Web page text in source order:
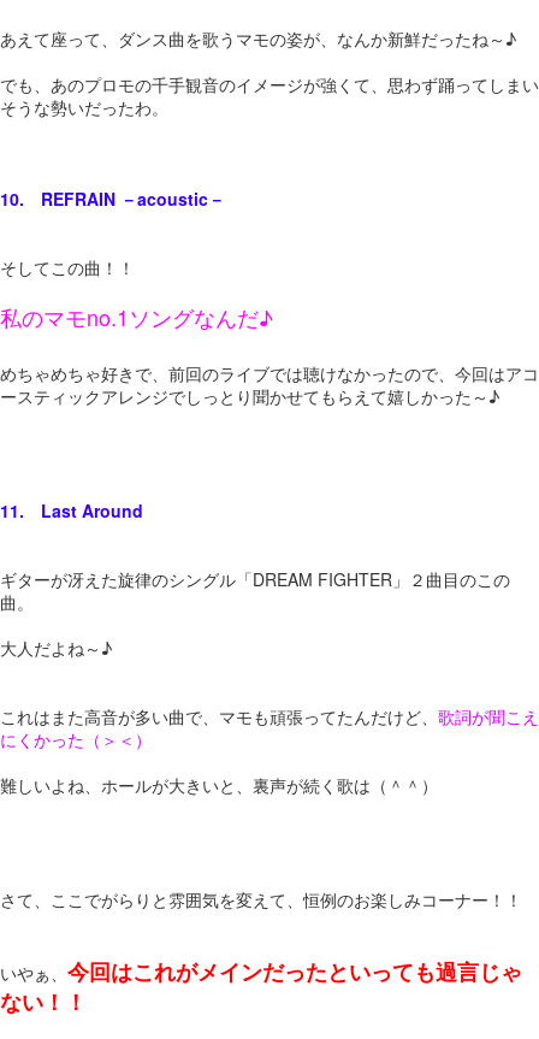
あえて座って、ダンス曲を歌うマモの姿が、なんか新鮮だったね～♪
でも、あのプロモの千手観音のイメージが強くて、思わず踊ってしまい
そうな勢いだったわ。
10. REFRAIN －acoustic－
そしてこの曲！！
私のマモno.1ソングなんだ♪
めちゃめちゃ好きで、前回のライブでは聴けなかったので、今回はアコ
ースティックアレンジでしっとり聞かせてもらえて嬉しかった～♪
11. Last Around
ギターが冴えた旋律のシングル「DREAM FIGHTER」２曲目のこの
曲。
大人だよね～♪
これはまた高音が多い曲で、マモも頑張ってたんだけど、 歌詞が聞こえ
にくかった（＞＜）
難しいよね、ホールが大きいと、裏声が続く歌は（＾＾）
さて、ここでがらりと雰囲気を変えて、恒例のお楽しみコーナー！！
いやぁ、 今回はこれがメインだったといっても過言じゃ
ない！！